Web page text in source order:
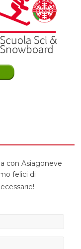
con Asiagoneve
felici di